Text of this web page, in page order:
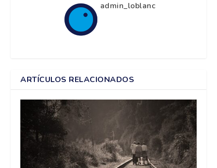
admin_loblanc
ARTÍCULOS RELACIONADOS